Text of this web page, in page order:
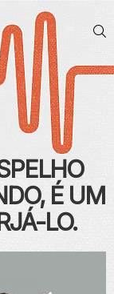
É UM
LO.